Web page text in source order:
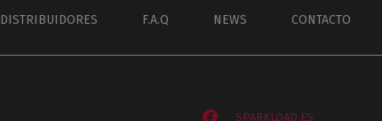
DISTRIBUIDORES F.A.Q NEWS CONTACTO
SPARKLOAD.ES